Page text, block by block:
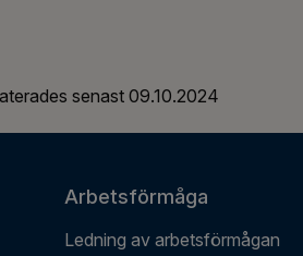
senast 09.10.2024
Arbetsförmåga
Ledning av arbetsförmågan